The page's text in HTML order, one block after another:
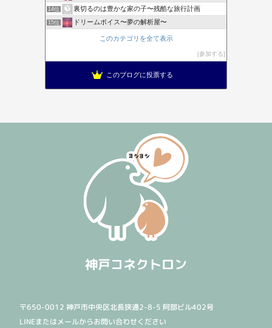
14位 裏切るのは豊かな家の子〜残酷な旅行計画
15位 ドリームボイス〜夢の解析屋〜
このカテゴリを全て表示
参加する
このブログに投票する
神戸コネクトロン
〒650-0012 神戸市中央区北長狭通2-8-5 阿部ビル402号
LINEまたはメールからお問い合わせください